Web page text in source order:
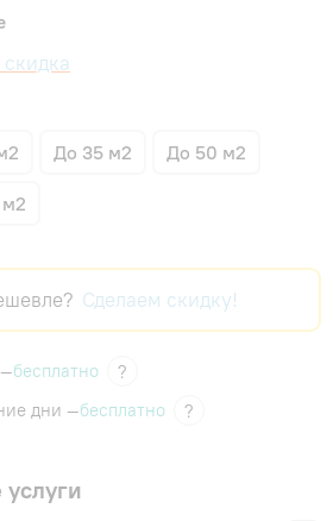
До 35 м2 До 50 м2
Сделаем скидку!
бесплатно
?
дни —бесплатно ?